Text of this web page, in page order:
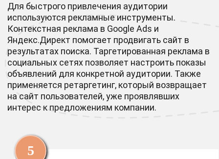
Для быстрого привлечения аудитории
используются рекламные инструменты.
Контекстная реклама в Google Ads и
Яндекс.Директ помогает продвигать сайт в
результатах поиска. Таргетированная реклама в
социальных сетях позволяет настроить показы
объявлений для конкретной аудитории. Также
применяется ретаргетинг, который возвращает
на сайт пользователей, уже проявлявших
интерес к предложениям компании.